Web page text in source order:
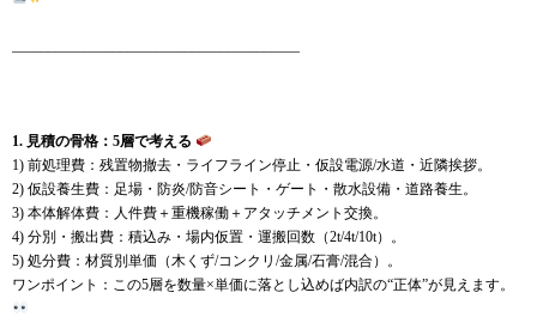
1. 見積の骨格：5層で考える
1) 前処理費：残置物撤去・ライフライン停止・仮設電源/水道・近隣挨拶。
2) 仮設養生費：足場・防炎/防音シート・ゲート・散水設備・道路養生。
3) 本体解体費：人件費＋重機稼働＋アタッチメント交換。
4) 分別・搬出費：積込み・場内仮置・運搬回数（2t/4t/10t）。
5) 処分費：材質別単価（木くず/コンクリ/金属/石膏/混合）。
ワンポイント：この5層を数量×単価に落とし込めば内訳の“正体”が見えます。